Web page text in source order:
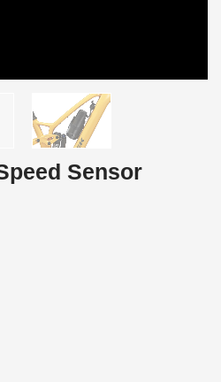
Sensor